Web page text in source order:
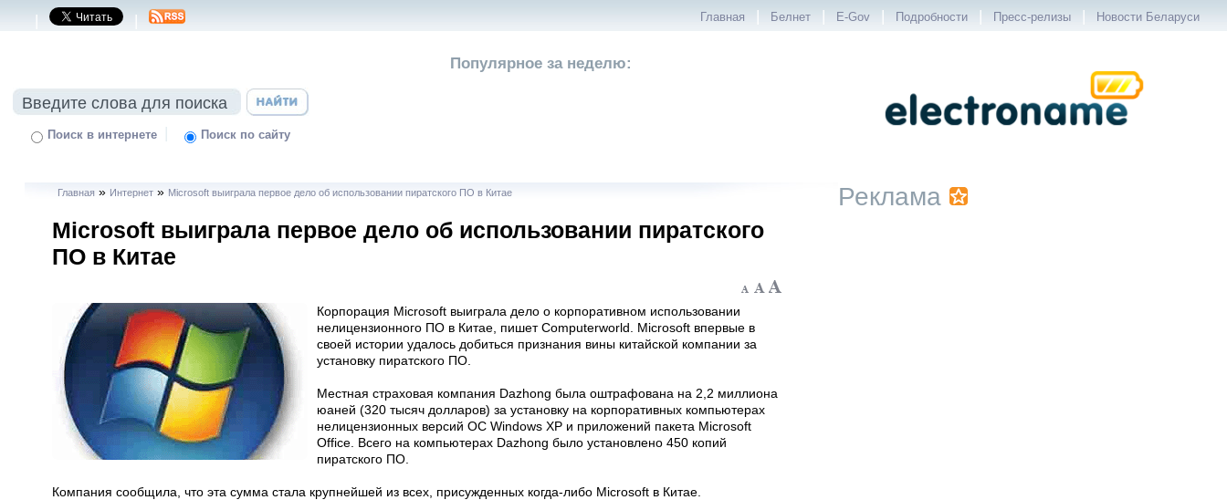
| | Главная | Белнет | E-Gov | Подробности | Пресс-релизы | Новости Беларуси
Поиск в интернете | Поиск по сайту
Популярное за неделю:
Главная » Интернет» Microsoft выиграла первое дело об использовании пиратского ПО в Китае
Microsoft выиграла первое дело об использовании пиратского
ПО в Китае
Корпорация Microsoft выиграла дело о корпоративном использовании
нелицензионного ПО в Китае, пишет Computerworld. Microsoft впервые в
своей истории удалось добиться признания вины китайской компании за
установку пиратского ПО.
Местная страховая компания Dazhong была оштрафована на 2,2 миллиона
юаней (320 тысяч долларов) за установку на корпоративных компьютерах
нелицензионных версий ОС Windows XP и приложений пакета Microsoft
Office. Всего на компьютерах Dazhong было установлено 450 копий
пиратского ПО.
Компания сообщила, что эта сумма стала крупнейшей из всех, присужденных когда-либо Microsoft в Китае.
Реклама